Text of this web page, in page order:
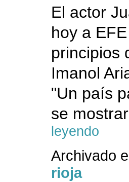
El actor
hoy a
principios
Imanol
"Un país
se
leyendo
Archivado
rioja